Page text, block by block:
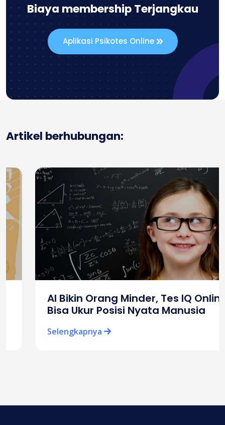
Biaya membership Terjangkau
Aplikasi Psikotes Online
Artikel berhubungan:
AI Bikin Orang Minder, Tes IQ Online
Bisa Ukur Posisi Nyata Manusia
Selengkapnya